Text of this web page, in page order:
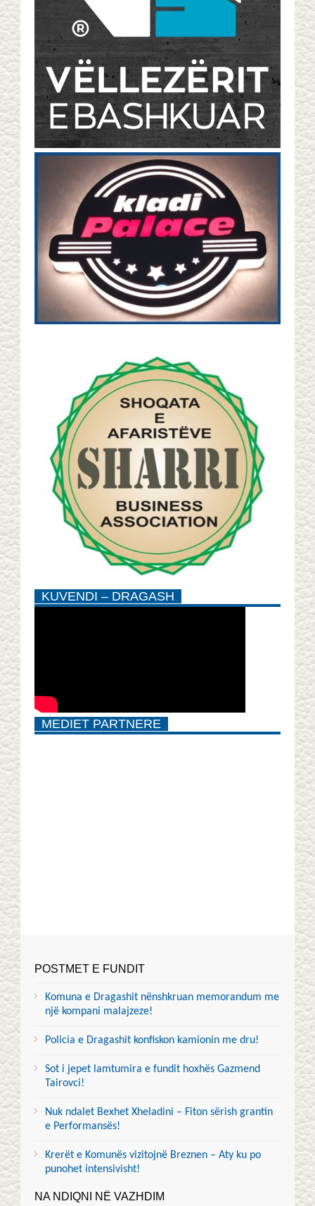
KUVENDI – DRAGASH
MEDIET PARTNERE
POSTMET E FUNDIT
Komuna e Dragashit nënshkruan memorandum me
një kompani malajzeze!
Policia e Dragashit konfiskon kamionin me dru!
Sot i jepet lamtumira e fundit hoxhës Gazmend
Tairovci!
Nuk ndalet Bexhet Xheladini – Fiton sërish grantin
e Performansës!
Krerët e Komunës vizitojnë Breznen – Aty ku po
punohet intensivisht!
NA NDIQNI NË VAZHDIM